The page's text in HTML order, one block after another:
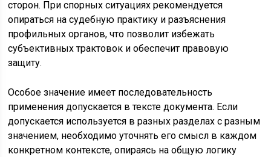
сторон. При спорных ситуациях рекомендуется
опираться на судебную практику и разъяснения
профильных органов, что позволит избежать
субъективных трактовок и обеспечит правовую
защиту.
Особое значение имеет последовательность
применения допускается в тексте документа. Если
допускается используется в разных разделах с разным
значением, необходимо уточнять его смысл в каждом
конкретном контексте, опираясь на общую логику